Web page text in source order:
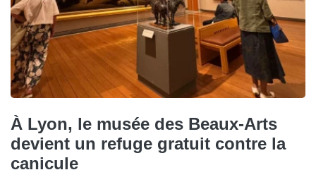
À Lyon, le musée des Beaux-Arts
devient un refuge gratuit contre la
canicule